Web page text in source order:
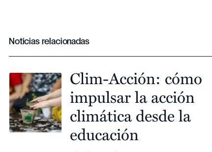
Noticias relacionadas
Clim-Acción: cómo
impulsar la acción
climática desde la
educación